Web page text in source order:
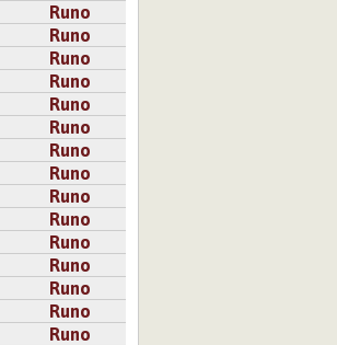
Runo
Runo
Runo
Runo
Runo
Runo
Runo
Runo
Runo
Runo
Runo
Runo
Runo
Runo
Runo